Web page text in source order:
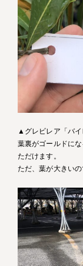
▲グレビレア「バ
葉裏がゴールドに
ただけます。
ただ、葉が大きいの